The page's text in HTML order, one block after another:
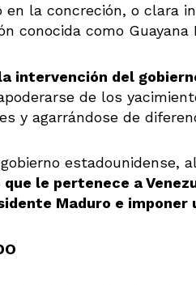
en la concreción, o clara
conocida como Guayana
intervención del
de los
y agarrándose de
estadounidense,
le pertenece a
Maduro e imponer